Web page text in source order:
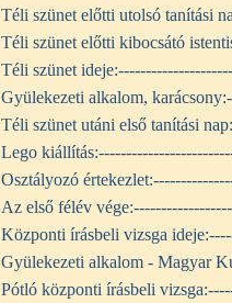
Téli szünet előtti utolsó tanítási
Téli szünet előtti kibocsátó
Téli szünet ideje:
Gyülekezeti alkalom, karácsony:
Téli szünet utáni első tanítási
Lego kiállítás:
Osztályozó értekezlet:
Az első félév vége:
Központi írásbeli vizsga ideje:
Gyülekezeti alkalom - Magyar
Pótló központi írásbeli vizsga: